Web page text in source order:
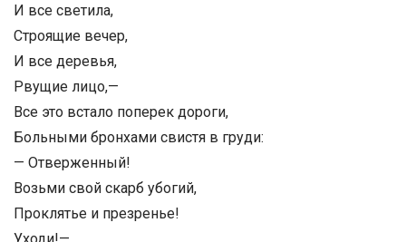
И все светила,
Строящие вечер,
И все деревья,
Рвущие лицо,—
Все это встало поперек дороги,
Больными бронхами свистя в груди:
— Отверженный!
Возьми свой скарб убогий,
Проклятье и презренье!